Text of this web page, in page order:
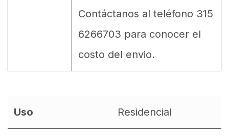
Contáctanos al teléfono 315
6266703 para conocer el
costo del envio.
Uso Residencial